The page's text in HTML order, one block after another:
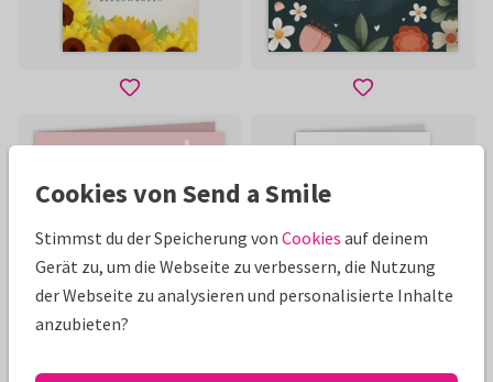
Cookies von Send a Smile
Stimmst du der Speicherung von Cookies auf deinem
Gerät zu, um die Webseite zu verbessern, die Nutzung
der Webseite zu analysieren und personalisierte Inhalte
anzubieten?